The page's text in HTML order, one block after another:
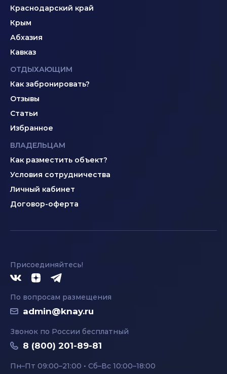
Краснодарский край
Крым
Абхазия
Кавказ
ОТДЫХАЮЩИМ
Как забронировать?
Отзывы
Статьи
Избранное
ВЛАДЕЛЬЦАМ
Как разместить объект?
Условия сотрудничества
Личный кабинет
Договор-оферта
Присоединяйтесь!
По вопросам размещения
admin@knay.ru
Звонок по России бесплатный
8 (800) 201-89-81
Пн–Пт 09:00–21:00 • Сб–Вс 10:00–18:00